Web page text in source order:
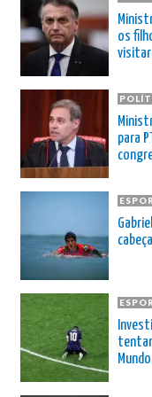
os
para
tentar